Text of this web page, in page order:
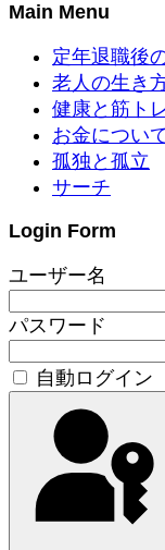
Main Menu
定年退職後
老人の生き
健康と筋ト
お金につい
孤独と孤立
サーチ
Login Form
ユーザー名
パスワード
自動ログイン